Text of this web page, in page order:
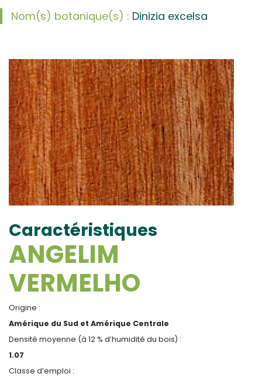
Nom(s) botanique(s) : Dinizia excelsa
Caractéristiques
ANGELIM
VERMELHO
Origine :
Amérique du Sud et Amérique Centrale
Densité moyenne (à 12 % d’humidité du bois) :
1.07
Classe d’emploi :